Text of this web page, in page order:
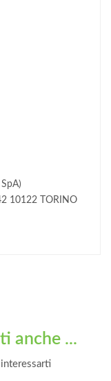
10122 TORINO
anche ...